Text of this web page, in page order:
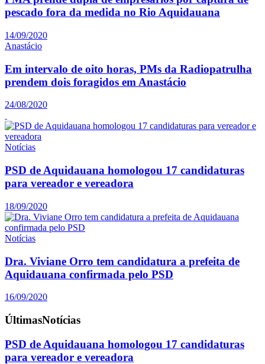
pescado fora da medida no Rio Aquidauana
14/09/2020
Anastácio
Em intervalo de oito horas, PMs da Radiopatrulha
prendem dois foragidos em Anastácio
24/08/2020
Notícias
PSD de Aquidauana homologou 17 candidaturas
para vereador e vereadora
18/09/2020
Notícias
Dra. Viviane Orro tem candidatura a prefeita de
Aquidauana confirmada pelo PSD
16/09/2020
ÚltimasNotícias
PSD de Aquidauana homologou 17 candidaturas
para vereador e vereadora